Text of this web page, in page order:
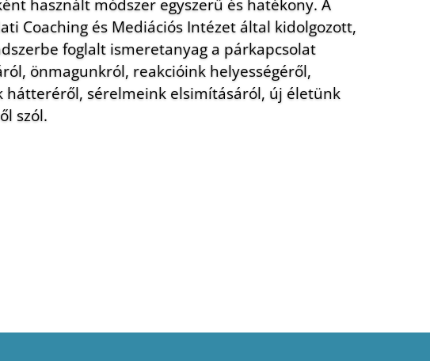
használt módszer egyszerű és hatékony. A
Coaching és Mediációs Intézet által kidolgozott,
foglalt ismeretanyag a párkapcsolat
önmagunkról, reakcióink helyességéről,
hátteréről, sérelmeink elsimításáról, új életünk
szól.